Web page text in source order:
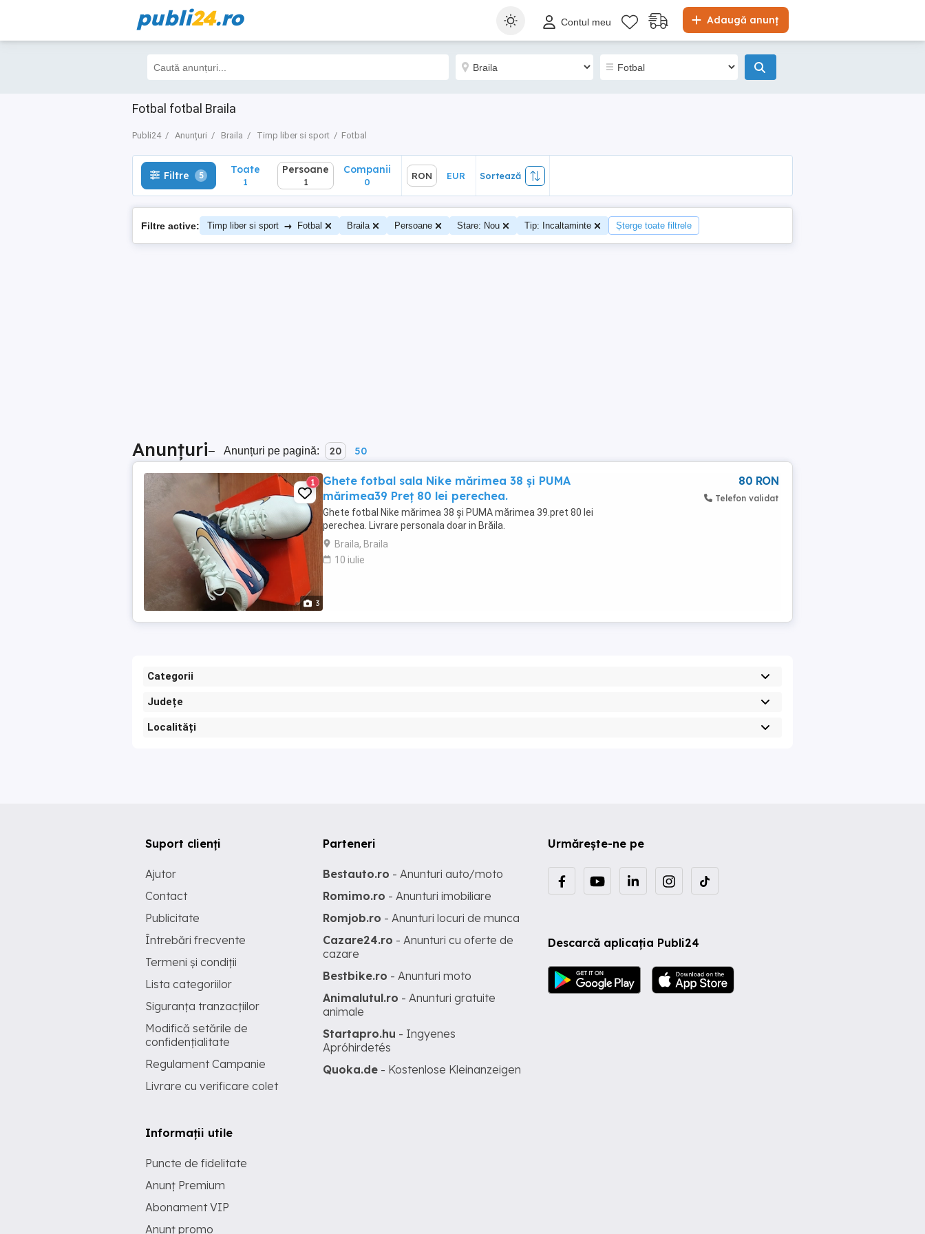
publi24.ro Adaugă anunț
Contul meu
Fotbal fotbal Braila
Publi24 Anunțuri Braila Timp liber si sport Fotbal
Filtre 5 Toate
1
Sortează
Filtre 5 Toate
1
Persoane
1
Companii
0
RON EUR Sortează
Filtre active: Timp liber si sport → Fotbal Braila Persoane Stare: Nou Tip: Incaltaminte Șterge toate filtrele
Anunțuri– Anunțuri pe pagină: 20 50
3
1
Ghete fotbal sala Nike mărimea 38 și PUMA
mărimea39 Preț 80 lei perechea.
Ghete fotbal Nike mărimea 38 și PUMA mărimea 39.pret 80 lei
perechea. Livrare personala doar in Brăila.
Braila, Braila
10 iulie
80 RON
Telefon validat
Categorii
Județe
Localități
Urmărește-ne pe
Descarcă aplicația Publi24
Suport clienți
Ajutor
Contact
Publicitate
Întrebări frecvente
Termeni și condiții
Lista categoriilor
Siguranța tranzacțiilor
Modifică setările de
confidențialitate
Regulament Campanie
Livrare cu verificare colet
Informații utile
Puncte de fidelitate
Anunț Premium
Abonament VIP
Anunț promo
Parteneri
Bestauto.ro - Anunturi auto/moto
Romimo.ro - Anunturi imobiliare
Romjob.ro - Anunturi locuri de munca
Cazare24.ro - Anunturi cu oferte de
cazare
Bestbike.ro - Anunturi moto
Animalutul.ro - Anunturi gratuite
animale
Startapro.hu - Ingyenes
Apróhirdetés
Quoka.de - Kostenlose Kleinanzeigen